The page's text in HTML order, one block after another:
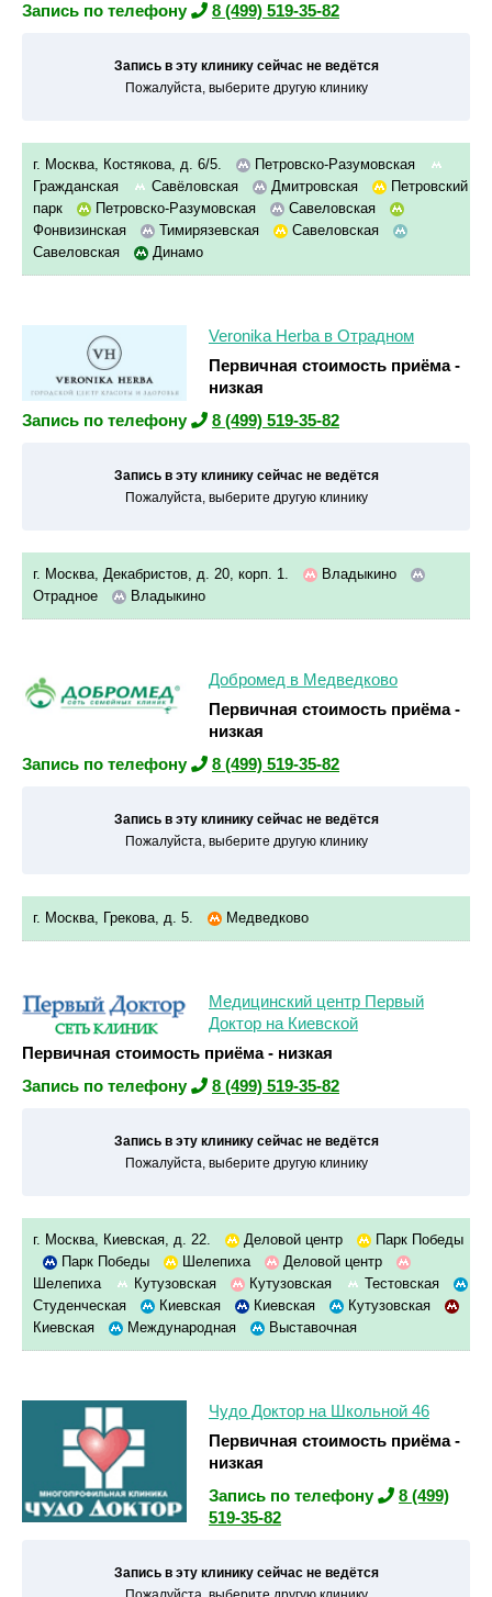
Запись по телефону
8 (499) 519-35-82
Запись в эту клинику сейчас не ведётся
Пожалуйста, выберите другую клинику
г. Москва, Костякова, д. 6/5.
Петровско-Разумовская
Гражданская
Савёловская Дмитровская
Петровский
парк
Петровско-Разумовская
Савеловская
Фонвизинская
Тимирязевская
Савеловская
Савеловская
Динамо
Veronika Herba в Отрадном
Первичная стоимость приёма -
низкая
Запись по телефону
8 (499) 519-35-82
Запись в эту клинику сейчас не ведётся
Пожалуйста, выберите другую клинику
г. Москва, Декабристов, д. 20, корп. 1.
Владыкино
Отрадное
Владыкино
Добромед в Медведково
Первичная стоимость приёма -
низкая
Запись по телефону
8 (499) 519-35-82
Запись в эту клинику сейчас не ведётся
Пожалуйста, выберите другую клинику
г. Москва, Грекова, д. 5. Медведково
Медицинский центр Первый
Доктор на Киевской
Первичная стоимость приёма - низкая
Запись по телефону
8 (499) 519-35-82
Запись в эту клинику сейчас не ведётся
Пожалуйста, выберите другую клинику
г. Москва, Киевская, д. 22. Деловой центр
Парк Победы
Парк Победы
Шелепиха
Деловой центр
Шелепиха
Кутузовская Кутузовская
Тестовская
Студенческая
Киевская Киевская
Кутузовская
Киевская
Международная Выставочная
Чудо Доктор на Школьной 46
Первичная стоимость приёма -
низкая
Запись по телефону
8 (499)
519-35-82
Запись в эту клинику сейчас не ведётся